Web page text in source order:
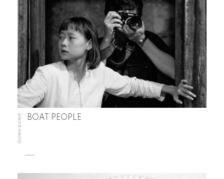
HONG KONG BOAT PEOPLE